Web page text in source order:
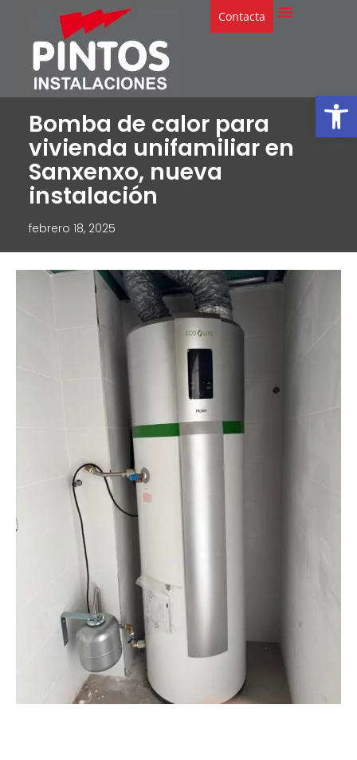
Abrir
Contacta
Bomba de calor para
vivienda unifamiliar en
Sanxenxo, nueva
instalación
febrero 18, 2025